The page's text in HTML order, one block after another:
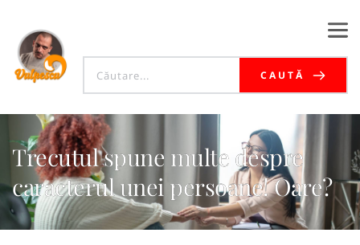
CAUTĂ
Trecutul spune multe despre
caracterul unei persoane! Oare?